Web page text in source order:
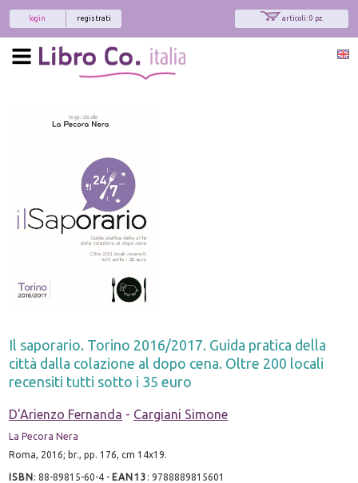
articoli: 0 pz.
registrati
login
Il saporario. Torino 2016/2017. Guida pratica della
città dalla colazione al dopo cena. Oltre 200 locali
recensiti tutti sotto i 35 euro
D'Arienzo Fernanda - Cargiani Simone
La Pecora Nera
Roma, 2016; br., pp. 176, cm 14x19.
ISBN:88-89815-60-4 - EAN13 :9788889815601